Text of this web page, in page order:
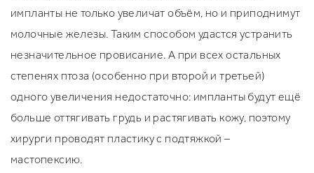
импланты не только увеличат объём, но и приподнимут
молочные железы. Таким способом удастся устранить
незначительное провисание. А при всех остальных
степенях птоза (особенно при второй и третьей)
одного увеличения недостаточно: импланты будут ещё
больше оттягивать грудь и растягивать кожу, поэтому
хирурги проводят пластику с подтяжкой –
мастопексию.